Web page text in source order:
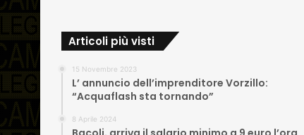
Articoli più visti
15 Novembre 2023
L’ annuncio dell’imprenditore Vorzillo:
“Acquaflash sta tornando”
8 Aprile 2024